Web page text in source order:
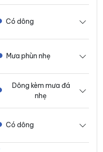
Có dông
Mưa phùn nhẹ
Dông kèm mưa đá
nhẹ
Có dông